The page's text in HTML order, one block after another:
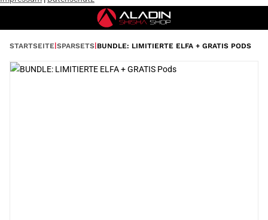
STARTSEITE SPARSETS BUNDLE: LIMITIERTE ELFA + GRATIS PODS